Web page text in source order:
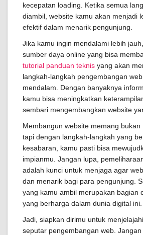
kecepatan loading. Ketika semua
diambil, website kamu akan menjadi
efektif dalam menarik pengunjung.
Jika kamu ingin mendalami lebih
sumber daya online yang bisa
tutorial panduan teknis yang akan
langkah-langkah pengembangan
mendalam. Dengan banyaknya
kamu bisa meningkatkan
sembari mengembangkan website
Membangun website memang bukan
tapi dengan langkah-langkah yang
kesabaran, kamu pasti bisa
impianmu. Jangan lupa,
adalah kunci untuk menjaga agar
dan menarik bagi para pengunjung.
yang kamu ambil merupakan bagian
yang berharga dalam dunia digital ini.
Jadi, siapkan dirimu untuk
seputar pengembangan web.